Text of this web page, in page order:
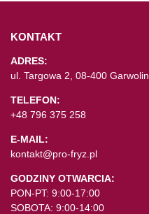
KONTAKT
ADRES:
ul. Targowa 2, 08-400 Garwolin
TELEFON:
+48 796 375 258
E-MAIL:
kontakt@pro-fryz.pl
GODZINY OTWARCIA:
PON-PT: 9:00-17:00
SOBOTA: 9:00-14:00